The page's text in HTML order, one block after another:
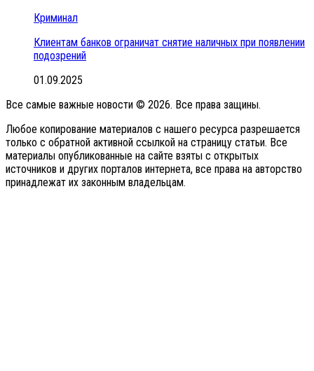
Криминал
Клиентам банков ограничат снятие наличных при появлении
подозрений
01.09.2025
Все самые важные новости © 2026. Все права защины.
Любое копирование материалов с нашего ресурса разрешается
только с обратной активной ссылкой на страницу статьи. Все
материалы опубликованные на сайте взяты с открытых
источников и других порталов интернета, все права на авторство
принадлежат их законным владельцам.